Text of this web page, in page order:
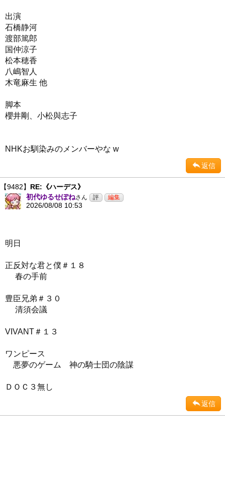
出演
石橋静河
渡部篤郎
国仲涼子
松本穂香
八嶋智人
木竜麻生 他
脚本
櫻井剛、小松與志子
NHKお馴染みのメンバーやな w
返信
【9482】 RE:《ハーデス》
初代ゆるせぽねさん
2026/08/08 10:53
明日
正反対な君と僕＃１８
春の手前
豊臣兄弟＃３０
清須会議
VIVANT＃１３
ワンピース
悪夢のゲーム 神の騎士団の陰謀
ＤＯＣ３無し
返信